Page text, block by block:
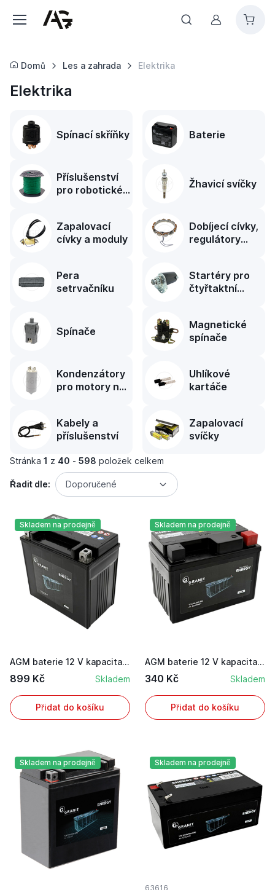
Můj účet
Domů Les a zahrada Elektrika
Elektrika
Spínací skříňky Baterie
Příslušenství
pro robotické
Žhavicí svíčky
Zapalovací
cívky a moduly
Dobíjecí cívky,
regulátory
Pera
setrvačníku
Startéry pro
čtyřtaktní
Spínače
Magnetické
spínače
Kondenzátory
pro motory na
Uhlíkové
kartáče
Kabely a
příslušenství
Zapalovací
svíčky
Stránka 1 z 40 - 598 položek celkem
Řadit dle: Doporučené
Skladem na prodejně
AGM baterie 12 V kapacita 12Ah ENDURANCE ENERGY...
899 Kč Skladem
Přidat do košíku
Skladem na prodejně
AGM baterie 12 V kapacita 3 Ah startovací proud...
340 Kč Skladem
Přidat do košíku
Skladem na prodejně Skladem na prodejně
63616